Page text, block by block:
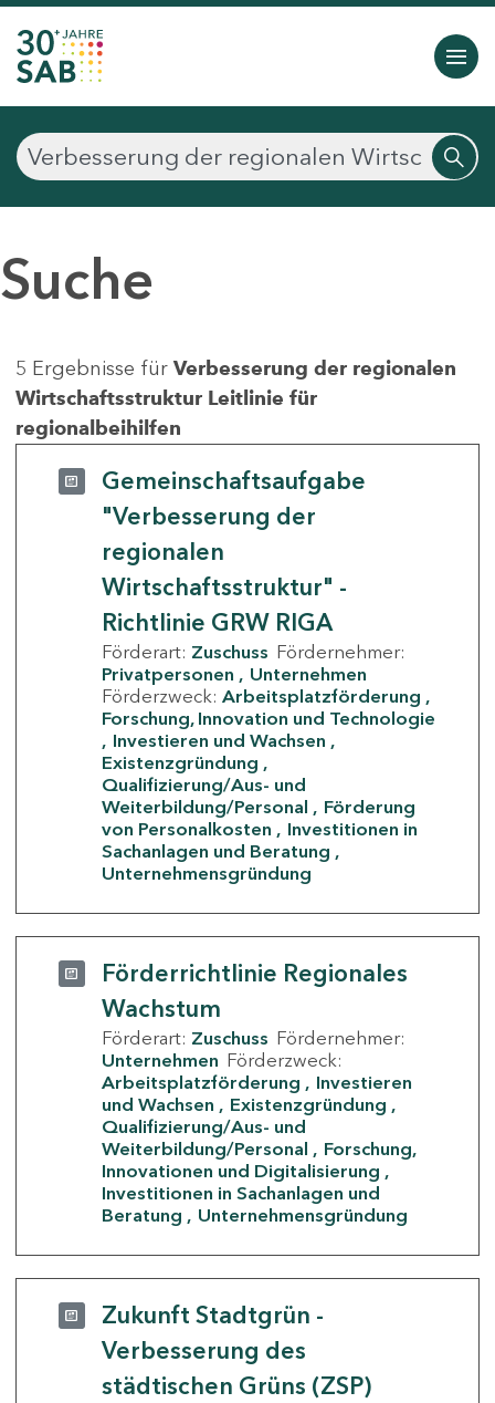
Suche
5 Ergebnisse für Verbesserung der regionalen
Wirtschaftsstruktur Leitlinie für
regionalbeihilfen
Gemeinschaftsaufgabe
"Verbesserung der
regionalen
Wirtschaftsstruktur" -
Richtlinie GRW RIGA
Förderart: Zuschuss Fördernehmer:
Privatpersonen
Unternehmen
Förderzweck: Arbeitsplatzförderung
Forschung, Innovation und Technologie
Investieren und Wachsen
Existenzgründung
Qualifizierung/Aus- und
Weiterbildung/Personal
Förderung
von Personalkosten
Investitionen in
Sachanlagen und Beratung
Unternehmensgründung
Förderrichtlinie Regionales
Wachstum
Förderart: Zuschuss Fördernehmer:
Unternehmen Förderzweck:
Arbeitsplatzförderung
Investieren
und Wachsen
Existenzgründung
Qualifizierung/Aus- und
Weiterbildung/Personal
Forschung,
Innovationen und Digitalisierung
Investitionen in Sachanlagen und
Beratung
Unternehmensgründung
Zukunft Stadtgrün -
Verbesserung des
städtischen Grüns (ZSP)